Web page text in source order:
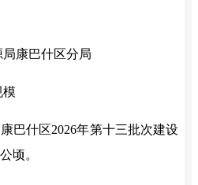
康巴什区分局
模
巴什区2026年第十三批次建设
顷。